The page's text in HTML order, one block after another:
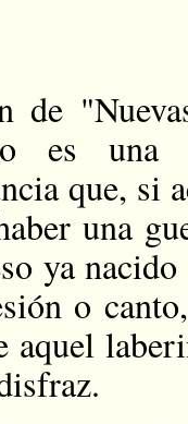
de
es una
que, si
una
ya
o
aquel